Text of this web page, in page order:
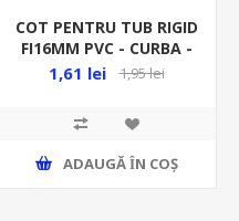
COT PENTRU TUB RIGID
FI16MM PVC - CURBA -
RACORD RIGID
1,61 lei 1,95 lei
ADAUGĂ ȊN COŞ